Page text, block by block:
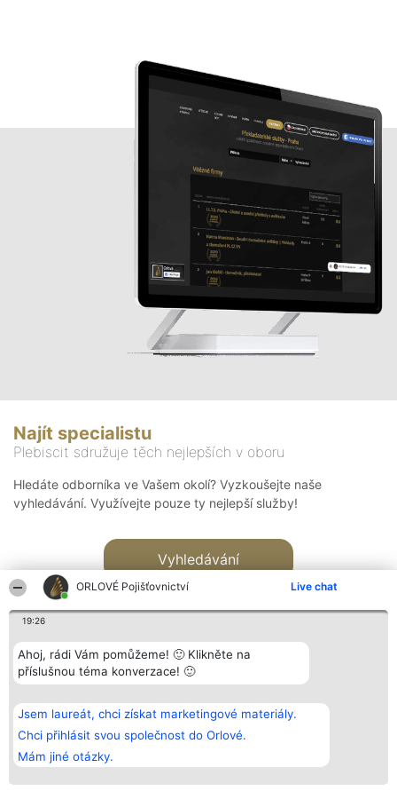
ORLOVÉ Pojišťovnictví Live chat
19:26
Ahoj, rádi Vám pomůžeme! 🙂 Klikněte na
příslušnou téma konverzace! 🙂
Jsem laureát, chci získat marketingové materiály.
Chci přihlásit svou společnost do Orlové.
Mám jiné otázky.
Najít specialistu
Plebiscit sdružuje těch nejlepších v oboru
Hledáte odborníka ve Vašem okolí? Vyzkoušejte naše
vyhledávání. Využívejte pouze ty nejlepší služby!
Vyhledávání
Bright Side Solutions sp. z o.
o. sp. k.
ul. Ruska 22
Wrocław 50-079
KRS 0000749100 | Regon
381313360 | NIP 8943132676
Vítězové
Seznam všech
laureátů
Zásady
Zásady
Kontakt